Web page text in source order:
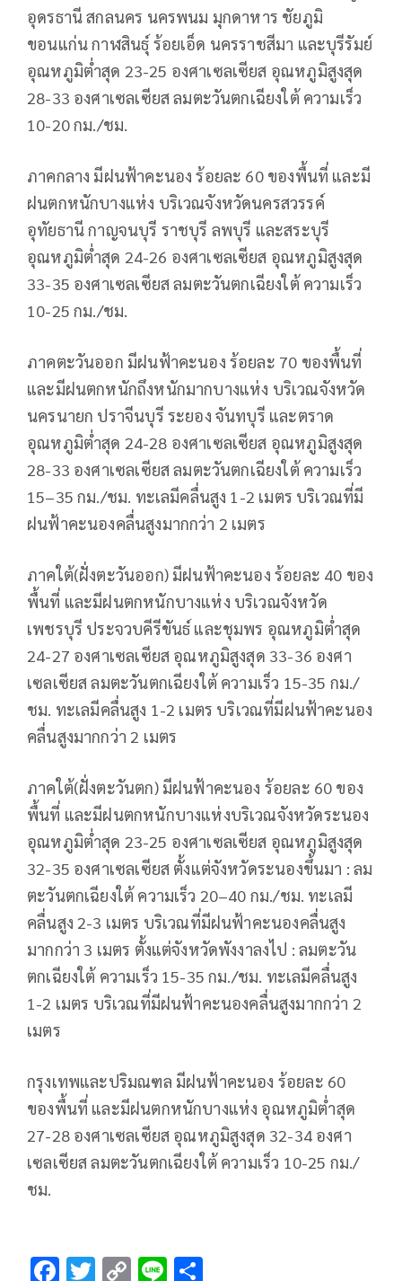
อุดรธานี สกลนคร นครพนม มุกดาหาร ชัยภูมิ
ขอนแก่น กาฬสินธุ์ ร้อยเอ็ด นครราชสีมา และบุรีรัมย์
อุณหภูมิต่ำสุด 23-25 องศาเซลเซียส อุณหภูมิสูงสุด
28-33 องศาเซลเซียส ลมตะวันตกเฉียงใต้ ความเร็ว
10-20 กม./ชม.
ภาคกลาง มีฝนฟ้าคะนอง ร้อยละ 60 ของพื้นที่ และมี
ฝนตกหนักบางแห่ง บริเวณจังหวัดนครสวรรค์
อุทัยธานี กาญจนบุรี ราชบุรี ลพบุรี และสระบุรี
อุณหภูมิต่ำสุด 24-26 องศาเซลเซียส อุณหภูมิสูงสุด
33-35 องศาเซลเซียส ลมตะวันตกเฉียงใต้ ความเร็ว
10-25 กม./ชม.
ภาคตะวันออก มีฝนฟ้าคะนอง ร้อยละ 70 ของพื้นที่
และมีฝนตกหนักถึงหนักมากบางแห่ง บริเวณจังหวัด
นครนายก ปราจีนบุรี ระยอง จันทบุรี และตราด
อุณหภูมิต่ำสุด 24-28 องศาเซลเซียส อุณหภูมิสูงสุด
28-33 องศาเซลเซียส ลมตะวันตกเฉียงใต้ ความเร็ว
15–35 กม./ชม. ทะเลมีคลื่นสูง 1-2 เมตร บริเวณที่มี
ฝนฟ้าคะนองคลื่นสูงมากกว่า 2 เมตร
ภาคใต้(ฝั่งตะวันออก) มีฝนฟ้าคะนอง ร้อยละ 40 ของ
พื้นที่ และมีฝนตกหนักบางแห่ง บริเวณจังหวัด
เพชรบุรี ประจวบคีรีขันธ์ และชุมพร อุณหภูมิต่ำสุด
24-27 องศาเซลเซียส อุณหภูมิสูงสุด 33-36 องศา
เซลเซียส ลมตะวันตกเฉียงใต้ ความเร็ว 15-35 กม./
ชม. ทะเลมีคลื่นสูง 1-2 เมตร บริเวณที่มีฝนฟ้าคะนอง
คลื่นสูงมากกว่า 2 เมตร
ภาคใต้(ฝั่งตะวันตก) มีฝนฟ้าคะนอง ร้อยละ 60 ของ
พื้นที่ และมีฝนตกหนักบางแห่งบริเวณจังหวัดระนอง
อุณหภูมิต่ำสุด 23-25 องศาเซลเซียส อุณหภูมิสูงสุด
32-35 องศาเซลเซียส ตั้งแต่จังหวัดระนองขึ้นมา : ลม
ตะวันตกเฉียงใต้ ความเร็ว 20–40 กม./ชม. ทะเลมี
คลื่นสูง 2-3 เมตร บริเวณที่มีฝนฟ้าคะนองคลื่นสูง
มากกว่า 3 เมตร ตั้งแต่จังหวัดพังงาลงไป : ลมตะวัน
ตกเฉียงใต้ ความเร็ว 15-35 กม./ชม. ทะเลมีคลื่นสูง
1-2 เมตร บริเวณที่มีฝนฟ้าคะนองคลื่นสูงมากกว่า 2
เมตร
กรุงเทพและปริมณฑล มีฝนฟ้าคะนอง ร้อยละ 60
ของพื้นที่ และมีฝนตกหนักบางแห่ง อุณหภูมิต่ำสุด
27-28 องศาเซลเซียส อุณหภูมิสูงสุด 32-34 องศา
เซลเซียส ลมตะวันตกเฉียงใต้ ความเร็ว 10-25 กม./
ชม.
F T C Li